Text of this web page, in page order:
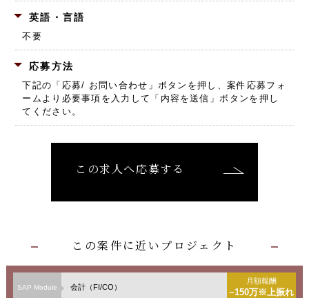
英語・言語
不要
応募方法
下記の「応募/ お問い合わせ」ボタンを押し、 案件応募フォ
ームより必要事項を入力して「内容を送信」ボタンを押し
てください。
この求人へ応募する
この案件に近いプロジェクト
SAP Module 会計（FI/CO）
月額報酬
~150万※上振れ